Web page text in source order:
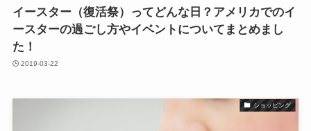
イースター（復活祭）ってどんな日？アメリカでのイ
ースターの過ごし方やイベントについてまとめまし
た！
2019-03-22
ショッピング